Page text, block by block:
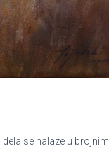
se nalaze u brojnim